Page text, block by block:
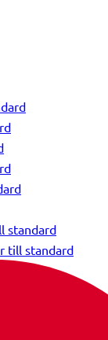
standard
till standard